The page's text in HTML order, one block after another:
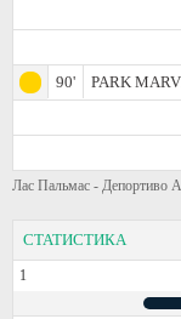
90'
PARK
Лас Пальмас - Депортиво
СТАТИСТИКА
1